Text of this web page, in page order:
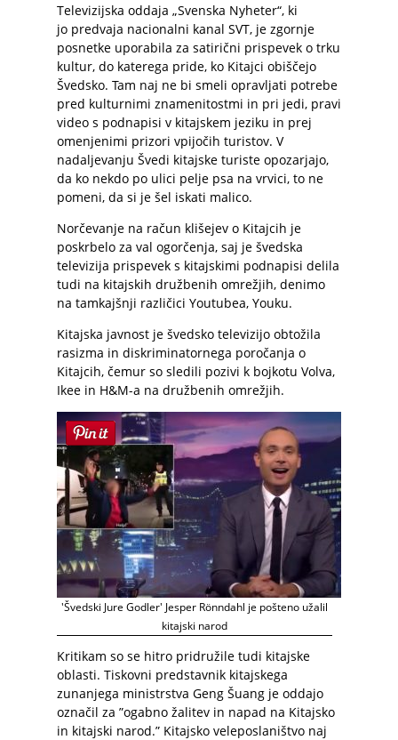
Televizijska oddaja „Svenska Nyheter“, ki
jo predvaja nacionalni kanal SVT, je zgornje
posnetke uporabila za satirični prispevek o trku
kultur, do katerega pride, ko Kitajci obiščejo
Švedsko. Tam naj ne bi smeli opravljati potrebe
pred kulturnimi znamenitostmi in pri jedi, pravi
video s podnapisi v kitajskem jeziku in prej
omenjenimi prizori vpijočih turistov. V
nadaljevanju Švedi kitajske turiste opozarjajo,
da ko nekdo po ulici pelje psa na vrvici, to ne
pomeni, da si je šel iskati malico.
Norčevanje na račun klišejev o Kitajcih je
poskrbelo za val ogorčenja, saj je švedska
televizija prispevek s kitajskimi podnapisi delila
tudi na kitajskih družbenih omrežjih, denimo
na tamkajšnji različici Youtubea, Youku.
Kitajska javnost je švedsko televizijo obtožila
rasizma in diskriminatornega poročanja o
Kitajcih, čemur so sledili pozivi k bojkotu Volva,
Ikee in H&M-a na družbenih omrežjih.
'Švedski Jure Godler' Jesper Rönndahl je pošteno užalil
kitajski narod
Kritikam so se hitro pridružile tudi kitajske
oblasti. Tiskovni predstavnik kitajskega
zunanjega ministrstva Geng Šuang je oddajo
označil za ”ogabno žalitev in napad na Kitajsko
in kitajski narod.” Kitajsko veleposlaništvo naj